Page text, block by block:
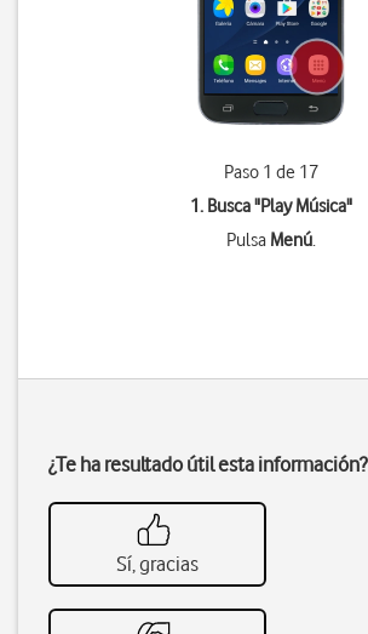
Paso 1 de 17
1. Busca "Play Música"
Pulsa Menú.
¿Te ha resultado útil esta información?
Sí, gracias